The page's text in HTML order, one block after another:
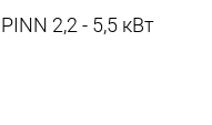
2,2 - 5,5 кВт